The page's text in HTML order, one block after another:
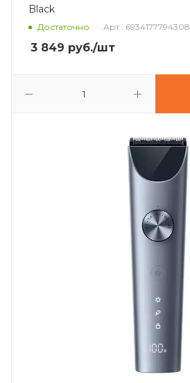
Black
Достаточно Арт.: 6934177794308
3 849 руб./шт